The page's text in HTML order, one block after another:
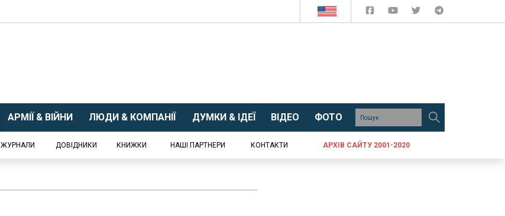
АРМІЇ & ВІЙНИ ЛЮДИ & КОМПАНІЇ ДУМКИ & ІДЕЇ ВІДЕО ФОТО
ЖУРНАЛИ ДОВІДНИКИ КНИЖКИ НАШІ ПАРТНЕРИ КОНТАКТИ АРХІВ САЙТУ 2001-2020